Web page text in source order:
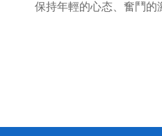
保持年輕的心态、奮鬥的